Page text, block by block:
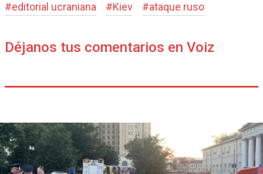
#editorial ucraniana #Kiev #ataque ruso
Déjanos tus comentarios en Voiz